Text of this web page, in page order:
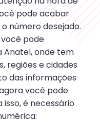
pode acabar
número desejado.
pode
Anatel, onde tem
regiões e cidades
das informações
você pode
é necessário